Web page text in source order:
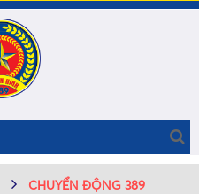
CHUYỂN ĐỘNG 389